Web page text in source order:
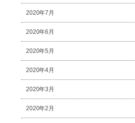
2020年7月
2020年6月
2020年5月
2020年4月
2020年3月
2020年2月